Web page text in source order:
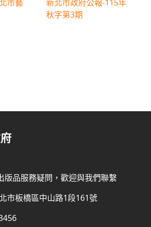
市藝
新北市政府公報-115年
秋字第3期
版品服務疑問，歡迎與我們聯繫
市板橋區中山路1段161號